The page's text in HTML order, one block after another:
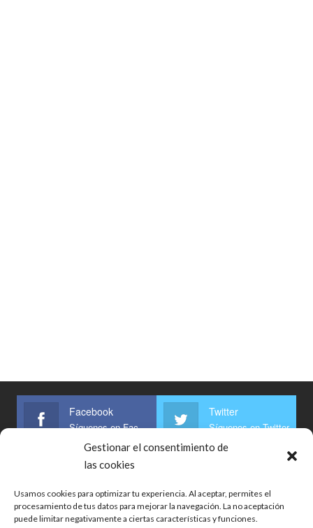
Gestionar el consentimiento de
las cookies
Usamos cookies para optimizar tu experiencia. Al aceptar, permites el
procesamiento de tus datos para mejorar la navegación. La no aceptación
puede limitar negativamente a ciertas características y funciones.
Facebook
Síguenos en Facebook
Twitter
Síguenos en Twitter